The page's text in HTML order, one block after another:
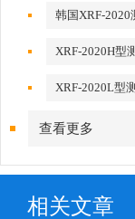
韩国XRF-2020
XRF-2020H型
XRF-2020L型
查看更多
相关文章